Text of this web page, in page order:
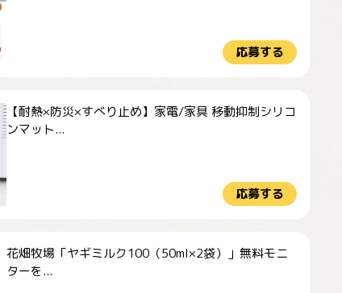
応募する
【耐熱×防災×すべり止め】家電/家具 移動抑制シリコ
ンマット...
応募する
花畑牧場「ヤギミルク100（50ml×2袋）」無料モニ
ターを...